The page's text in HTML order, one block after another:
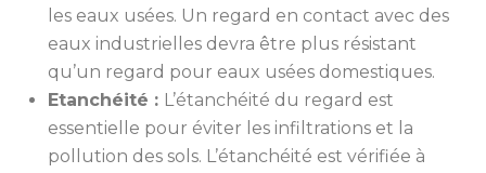
les eaux usées. Un regard en contact avec des
eaux industrielles devra être plus résistant
qu’un regard pour eaux usées domestiques.
Etanchéité : L’étanchéité du regard est
essentielle pour éviter les infiltrations et la
pollution des sols. L’étanchéité est vérifiée à